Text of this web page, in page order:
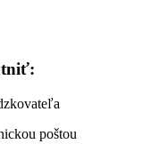
poštou